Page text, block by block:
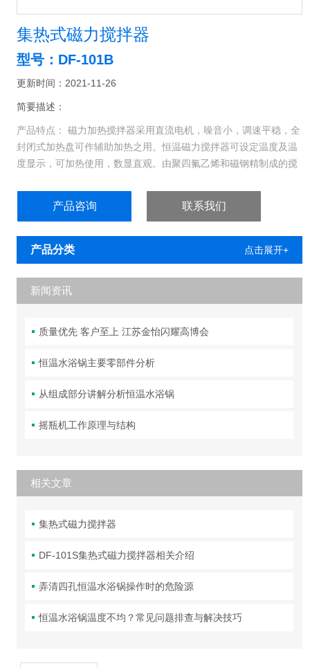
集热式磁力搅拌器
型号：DF-101B
更新时间：2021-11-26
简要描述：
产品特点： 磁力加热搅拌器采用直流电机，噪音小，调速平稳，全
封闭式加热盘可作辅助加热之用。恒温磁力搅拌器可设定温度及温
度显示，可加热使用，数显直观。由聚四氟乙烯和磁钢精制成的搅
产品咨询 联系我们
产品分类 点击展开+
新闻资讯
质量优先 客户至上 江苏金怡闪耀高博会
恒温水浴锅主要零部件分析
从组成部分讲解分析恒温水浴锅
摇瓶机工作原理与结构
相关文章
集热式磁力搅拌器
DF-101S集热式磁力搅拌器相关介绍
弄清四孔恒温水浴锅操作时的危险源
恒温水浴锅温度不均？常见问题排查与解决技巧